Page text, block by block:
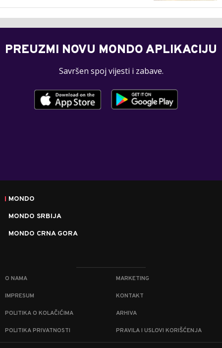
PREUZMI NOVU MONDO APLIKACIJU
Savršen spoj vijesti i zabave.
MONDO
MONDO SRBIJA
MONDO CRNA GORA
O NAMA MARKETING
IMPRESUM KONTAKT
POLITIKA O KOLAČIĆIMA ARHIVA
POLITIKA PRIVATNOSTI PRAVILA I USLOVI KORIŠĆENJA